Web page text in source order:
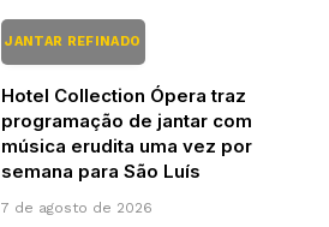
JANTAR REFINADO
Hotel Collection Ópera traz
programação de jantar com
música erudita uma vez por
semana para São Luís
7 de agosto de 2026